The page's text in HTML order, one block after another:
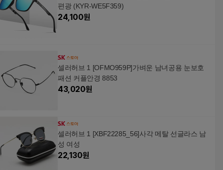
편광 (KYR-WE5F359)
24,100원
셀러허브 1 [OFMO959P]가벼운 남녀공용 눈보호
패션 커플안경 8853
43,020원
셀러허브 1 [XBF22285_56]사각 메탈 선글라스 남
성 여성
22,130원